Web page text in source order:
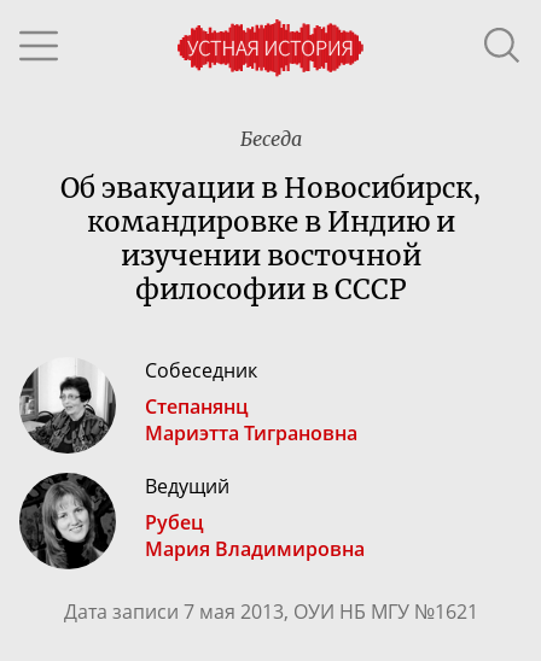
Беседа
Об эвакуации в Новосибирск,
командировке в Индию и
изучении восточной
философии в СССР
Собеседник
Степанянц
Мариэтта Тиграновна
Ведущий
Рубец
Мария Владимировна
Дата записи 7 мая 2013, ОУИ НБ МГУ №1621